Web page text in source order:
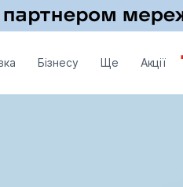
Бізнесу Ще Акції